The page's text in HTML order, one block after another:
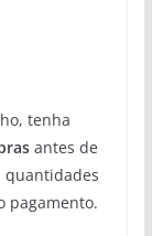
tenha
antes de
quantidades
pagamento.